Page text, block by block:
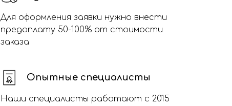
Для оформления заявки нужно внести
предоплату 50-100% от стоимости
заказа
Опытные специалисты
Наши специалисты работают с 2015